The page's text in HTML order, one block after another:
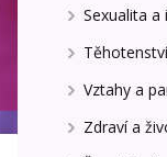
Sexualita a
Vztahy a
Zdraví a